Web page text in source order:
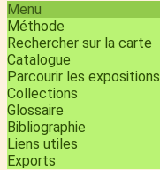
Menu
Méthode
Rechercher sur la carte
Catalogue
Parcourir les expositions
Collections
Glossaire
Bibliographie
Liens utiles
Exports